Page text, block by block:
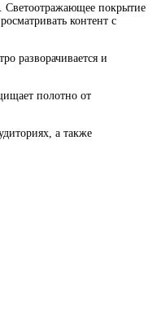
покрытие
контент с
разворачивается и
полотно от
а также